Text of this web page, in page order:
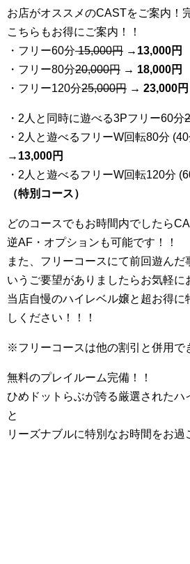
お店がオススメのCASTをご案内！
こちらもお得にご案内！！
・フリー60分15,000円 → 13,000円
・フリー80分20,000円 → 18,000円
・フリー120分25,000円 → 23,000円
・2人と同時に遊べる3Pフリー60分
・2人と遊べるフリーW回転80分
→ 13,000円
・2人と遊べるフリーW回転120分
（特別コース）
どのコースでもお時間内でしたら
逆AF・オプションも可能です！！
また、フリーコースにて前回遊んだ
いうご要望がありましたらお気軽に
当店自慢のハイレベル嬢と超お得に
しください！！！
※フリーコースは他の割引と併用で
無料のプレイルーム完備！！
ひめドットらぶが誇る厳選された
と
リーズナブルに特別なお時間をお過